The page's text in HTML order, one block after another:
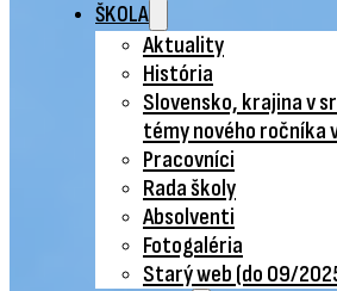
ŠKOLA
Aktuality
História
Slovensko, krajina v
témy nového ročníka
Pracovníci
Rada školy
Absolventi
Fotogaléria
Starý web (do 09/